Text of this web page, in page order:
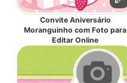
Convite Aniversário
Moranguinho com Foto para
Editar Online